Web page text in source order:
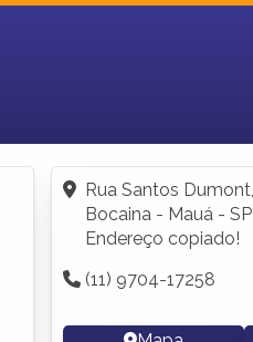
Rua Santos
Bocaina - Mauá -
Endereço copiado!
(11) 9704-17258